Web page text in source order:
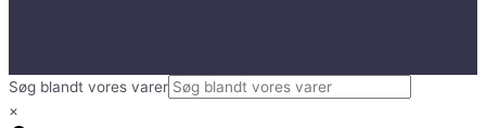
Søg blandt vores varer
×